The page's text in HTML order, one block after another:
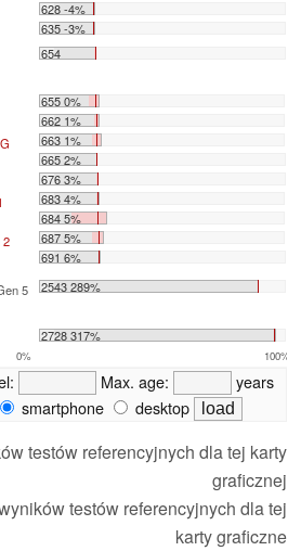
628 -4%
635 -3%
654
655 0%
662 1%
663 1%
665 2%
676 3%
683 4%
684 5%
2
687 5%
691 6%
5
2543 289%
2728 317%
0% 100%
Max. age:
years
smartphone desktop
testów referencyjnych dla tej karty
graficznej
testów referencyjnych dla tej
karty graficzne